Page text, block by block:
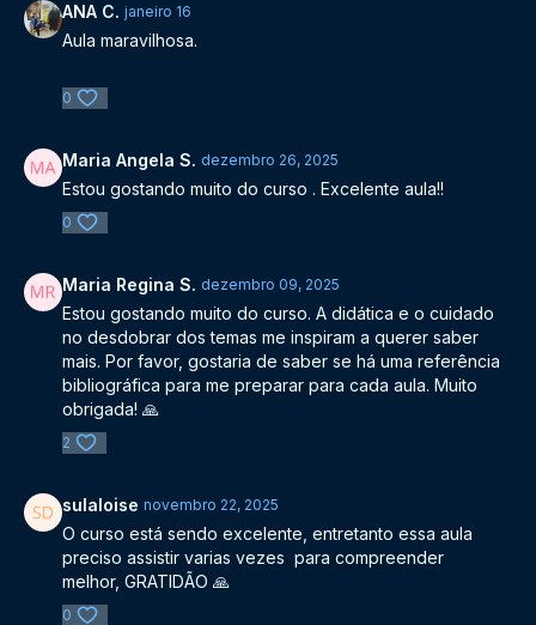
ANA C. janeiro 16
Aula maravilhosa.
0
Maria Angela S. dezembro 26, 2025
Estou gostando muito do curso . Excelente aula!!
0
Maria Regina S. dezembro 09, 2025
Estou gostando muito do curso. A didática e o cuidado
no desdobrar dos temas me inspiram a querer saber
mais. Por favor, gostaria de saber se há uma referência
bibliográfica para me preparar para cada aula. Muito
obrigada! 🙏
2
sulaloise novembro 22, 2025
O curso está sendo excelente, entretanto essa aula
preciso assistir varias vezes para compreender
melhor, GRATIDÃO 🙏
0